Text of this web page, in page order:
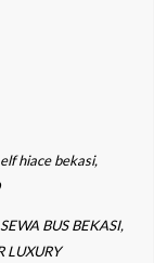
hiace bekasi,
BUS BEKASI,
LUXURY